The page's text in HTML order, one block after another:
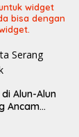
widget
bisa dengan
Alun-Alun
Ancam